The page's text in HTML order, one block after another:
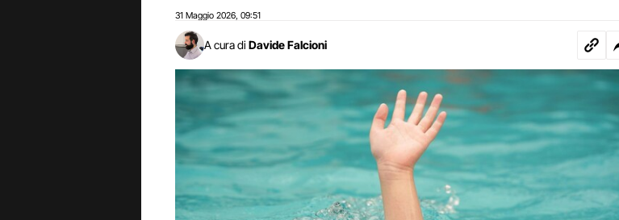
31 Maggio 2026 09:51
A cura di Davide Falcioni